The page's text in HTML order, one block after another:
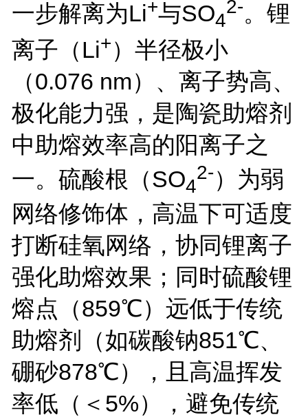
一步解离为Li+与SO4
2-。锂
离子（Li+）半径极小
（0.076 nm）、离子势高、
极化能力强，是陶瓷助熔剂
中助熔效率高的阳离子之
一。硫酸根（SO4
2-）为弱
网络修饰体，高温下可适度
打断硅氧网络，协同锂离子
强化助熔效果；同时硫酸锂
熔点（859℃）远低于传统
助熔剂（如碳酸钠851℃、
硼砂878℃），且高温挥发
率低（＜ 5%），避免传统